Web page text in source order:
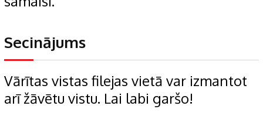
Secinājums
Vārītas vistas filejas vietā var izmantot
arī žāvētu vistu. Lai labi garšo!